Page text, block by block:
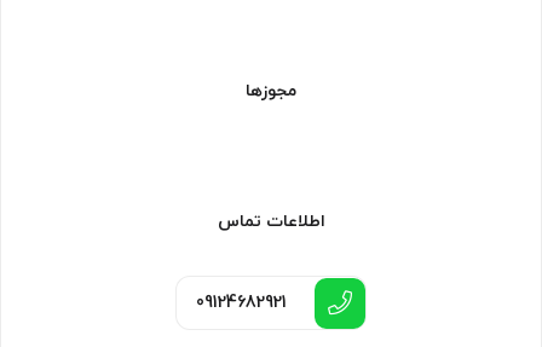
مجوزها
اطلاعات تماس
09124682921